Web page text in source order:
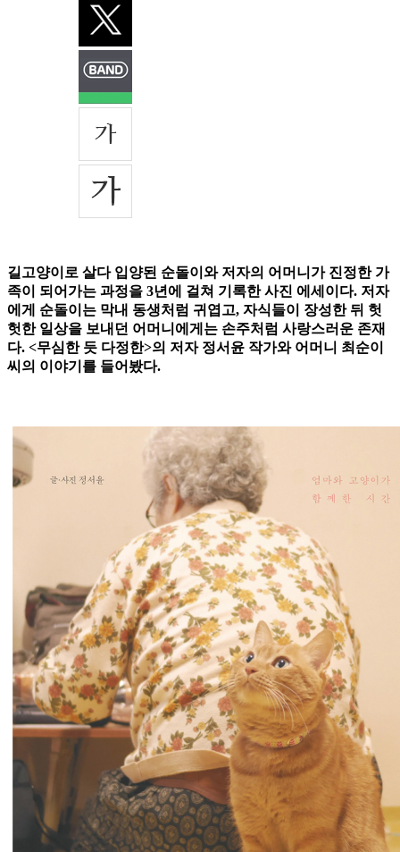
길고양이로 살다 입양된 순돌이와 저자의 어머니가 진정한 가
족이 되어가는 과정을 3년에 걸쳐 기록한 사진 에세이다. 저자
에게 순돌이는 막내 동생처럼 귀엽고, 자식들이 장성한 뒤 헛
헛한 일상을 보내던 어머니에게는 손주처럼 사랑스러운 존재
다. <무심한 듯 다정한>의 저자 정서윤 작가와 어머니 최순이
씨의 이야기를 들어봤다.